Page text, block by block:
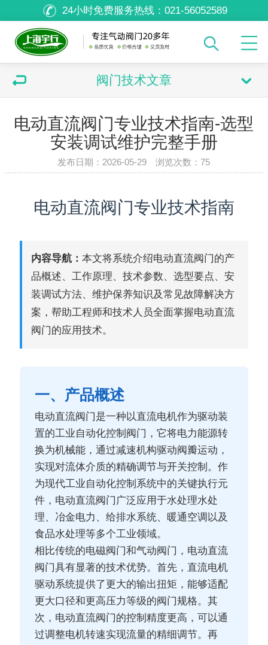
24小时免费服务热线： 021-56052589
阀门技术文章
电动直流阀门专业技术指南-选型
安装调试维护完整手册
发布日期：2026-05-29 浏览次数：75
电动直流阀门专业技术指南
内容导航：本文将系统介绍电动直流阀门的产
品概述、工作原理、技术参数、选型要点、安
装调试方法、维护保养知识及常见故障解决方
案，帮助工程师和技术人员全面掌握电动直流
阀门的应用技术。
一、产品概述
电动直流阀门是一种以直流电机作为驱动装
置的工业自动化控制阀门，它将电力能源转
换为机械能，通过减速机构驱动阀瓣运动，
实现对流体介质的精确调节与开关控制。作
为现代工业自动化控制系统中的关键执行元
件，电动直流阀门广泛应用于水处理水处
理、冶金电力、给排水系统、暖通空调以及
食品水处理等多个工业领域。
相比传统的电磁阀门和气动阀门，电动直流
阀门具有显著的技术优势。首先，直流电机
驱动系统提供了更大的输出扭矩，能够适配
更大口径和更高压力等级的阀门规格。其
次，电动直流阀门的控制精度更高，可以通
过调整电机转速实现流量的精细调节。再